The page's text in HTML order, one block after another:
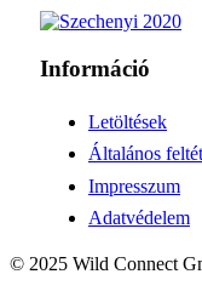
Információ
Letöltések
Általános
Impresszum
Adatvédelem
© 2025 Wild Connect